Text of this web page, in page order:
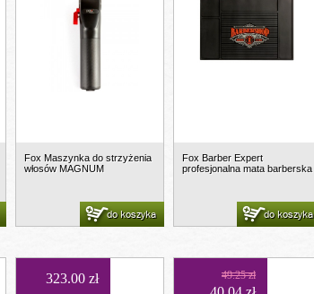
Fox Maszynka do strzyżenia
włosów MAGNUM
do koszyka
Fox Barber Expert
profesjonalna mata barberska
do koszyka
323.00 zł 49.25 zł